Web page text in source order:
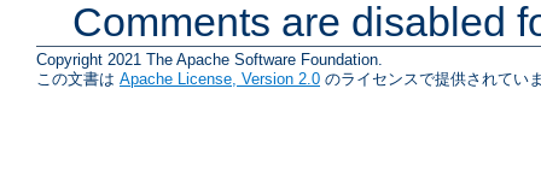
Comments are disabled
Copyright 2021 The Apache Software Foundation.
この文書は Apache License, Version 2.0 のライセンスで提供されてい